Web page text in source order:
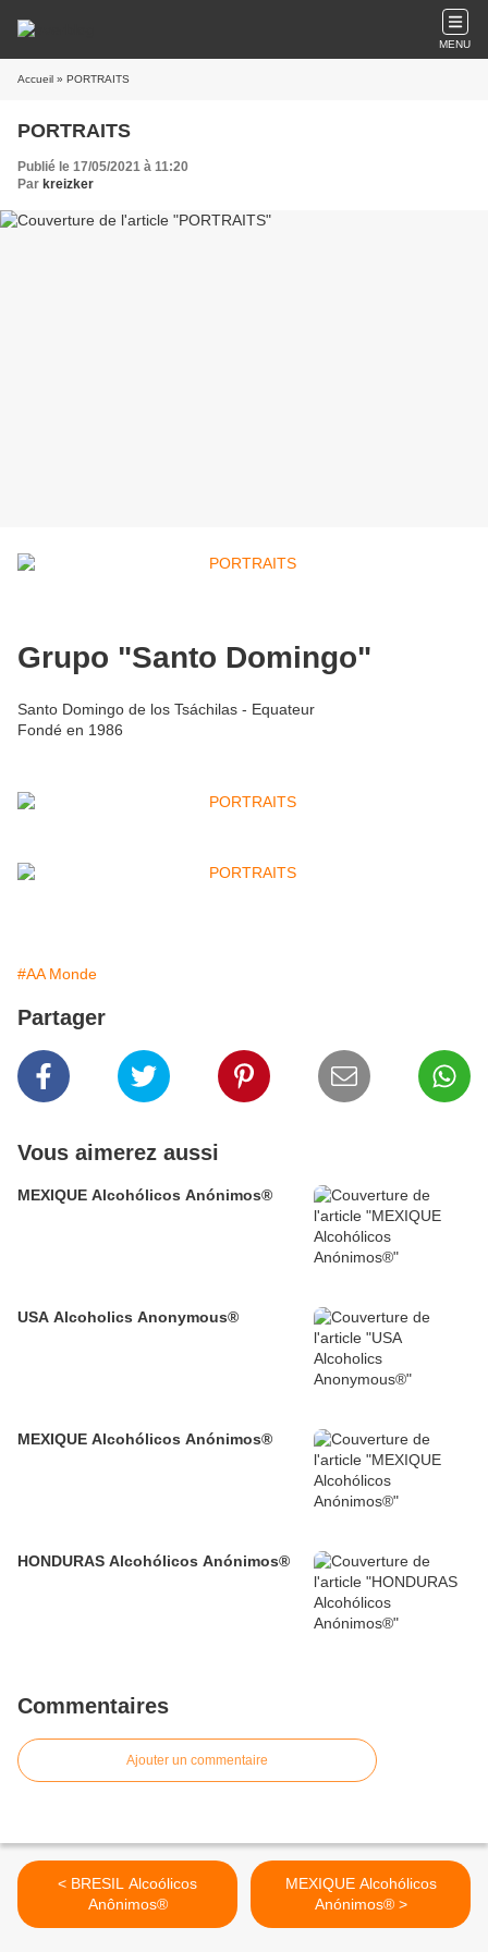
MENU
Accueil » PORTRAITS
PORTRAITS
Publié le 17/05/2021 à 11:20
Par kreizker
Grupo "Santo Domingo"
Santo Domingo de los Tsáchilas - Equateur
Fondé en 1986
#AA Monde
Partager
Vous aimerez aussi
MEXIQUE Alcohólicos Anónimos®
USA Alcoholics Anonymous®
MEXIQUE Alcohólicos Anónimos®
HONDURAS Alcohólicos Anónimos®
Commentaires
Ajouter un commentaire
< BRESIL Alcoólicos
Anônimos®
MEXIQUE Alcohólicos
Anónimos® >